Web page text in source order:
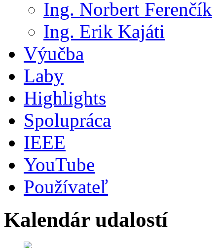
Ing. Norbert Ferenčík
Ing. Erik Kajáti
Výučba
Laby
Highlights
Spolupráca
IEEE
YouTube
Používateľ
Kalendár udalostí